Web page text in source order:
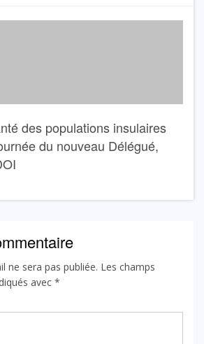
des populations insulaires
du nouveau Délégué,
ne sera pas publiée. Les champs
avec *